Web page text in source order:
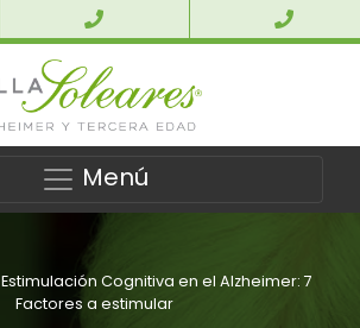
Menú
Estimulación Cognitiva en el Alzheimer: 7
Factores a estimular